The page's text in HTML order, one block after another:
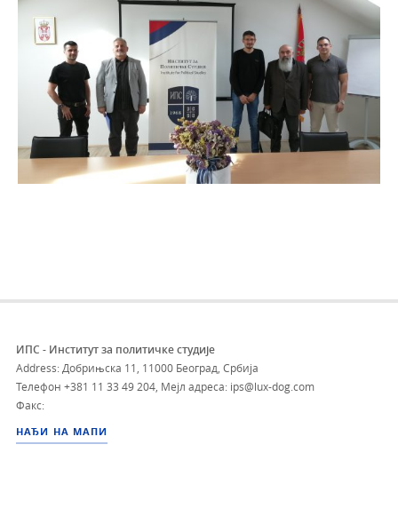
ИПС - Институт за политичке студије
Address: Добрињска 11, 11000 Београд, Србија
Телефон +381 11 33 49 204 Мејл адреса: ips@lux-dog.com
Факс:
НАЂИ НА МАПИ